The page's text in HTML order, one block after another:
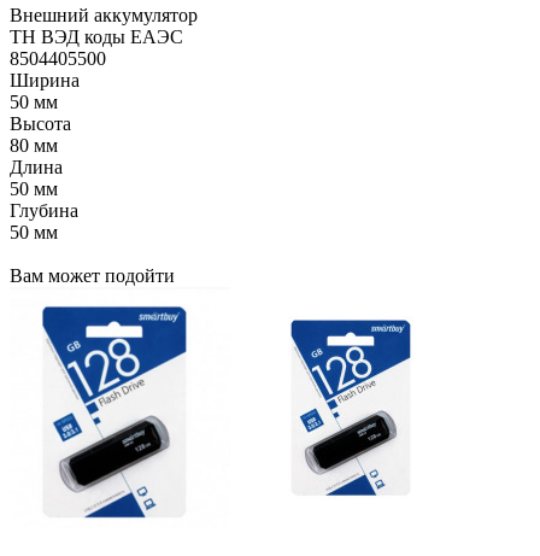
Внешний аккумулятор
ТН ВЭД коды ЕАЭС
8504405500
Ширина
50 мм
Высота
80 мм
Длина
50 мм
Глубина
50 мм
Вам может подойти